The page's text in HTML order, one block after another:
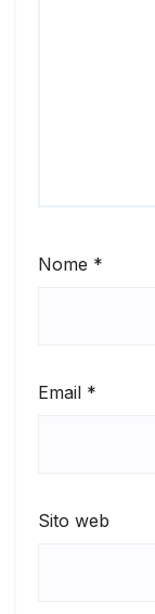
Nome *
Email *
Sito web